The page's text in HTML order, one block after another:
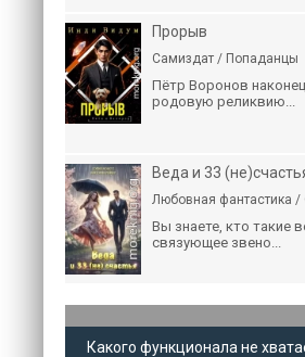
Прорыв
Самиздат / Попаданцы
Пётр Воронов
родовую реликвию...
Веда и 33
Любовная фантастика /
Вы знаете, кто такие
связующее звено...
Какого функционала не